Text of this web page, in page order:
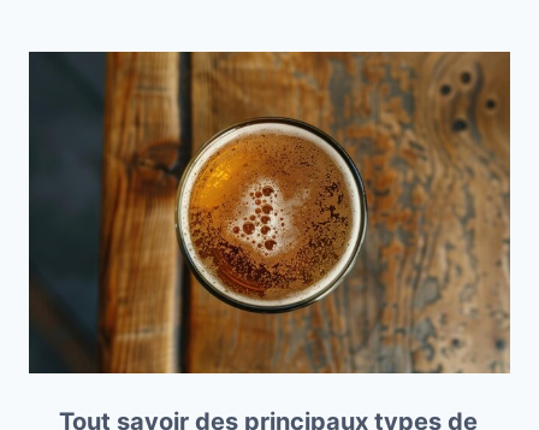
Tout savoir des principaux types de